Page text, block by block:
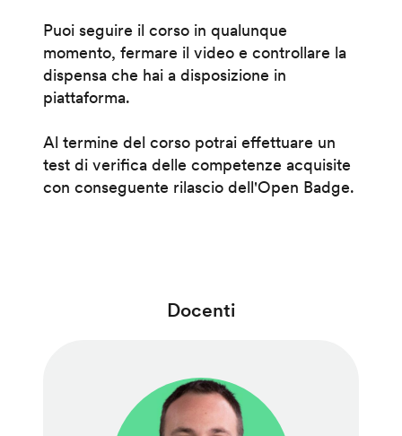
Puoi seguire il corso in qualunque
momento, fermare il video e controllare la
dispensa che hai a disposizione in
piattaforma.
Al termine del corso potrai effettuare un
test di verifica delle competenze acquisite
con conseguente rilascio dell'Open Badge.
Docenti